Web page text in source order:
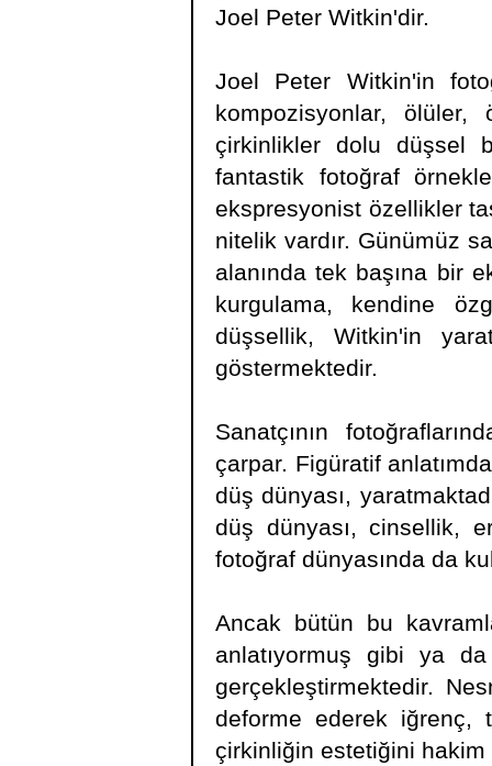
Joel Peter Witkin'dir.
Joel Peter Witkin'in
kompozisyonlar, ölüler,
çirkinlikler dolu düşsel
fantastik fotoğraf
ekspresyonist özellikler
nitelik vardır. Günümüz
alanında tek başına bir
kurgulama, kendine
düşsellik, Witkin'in
göstermektedir.
Sanatçının
çarpar. Figüratif
düş dünyası,
düş dünyası, cinsellik,
fotoğraf dünyasında da
Ancak bütün bu
anlatıyormuş gibi ya
gerçekleştirmektedir.
deforme ederek iğrenç,
çirkinliğin estetiğini hakim